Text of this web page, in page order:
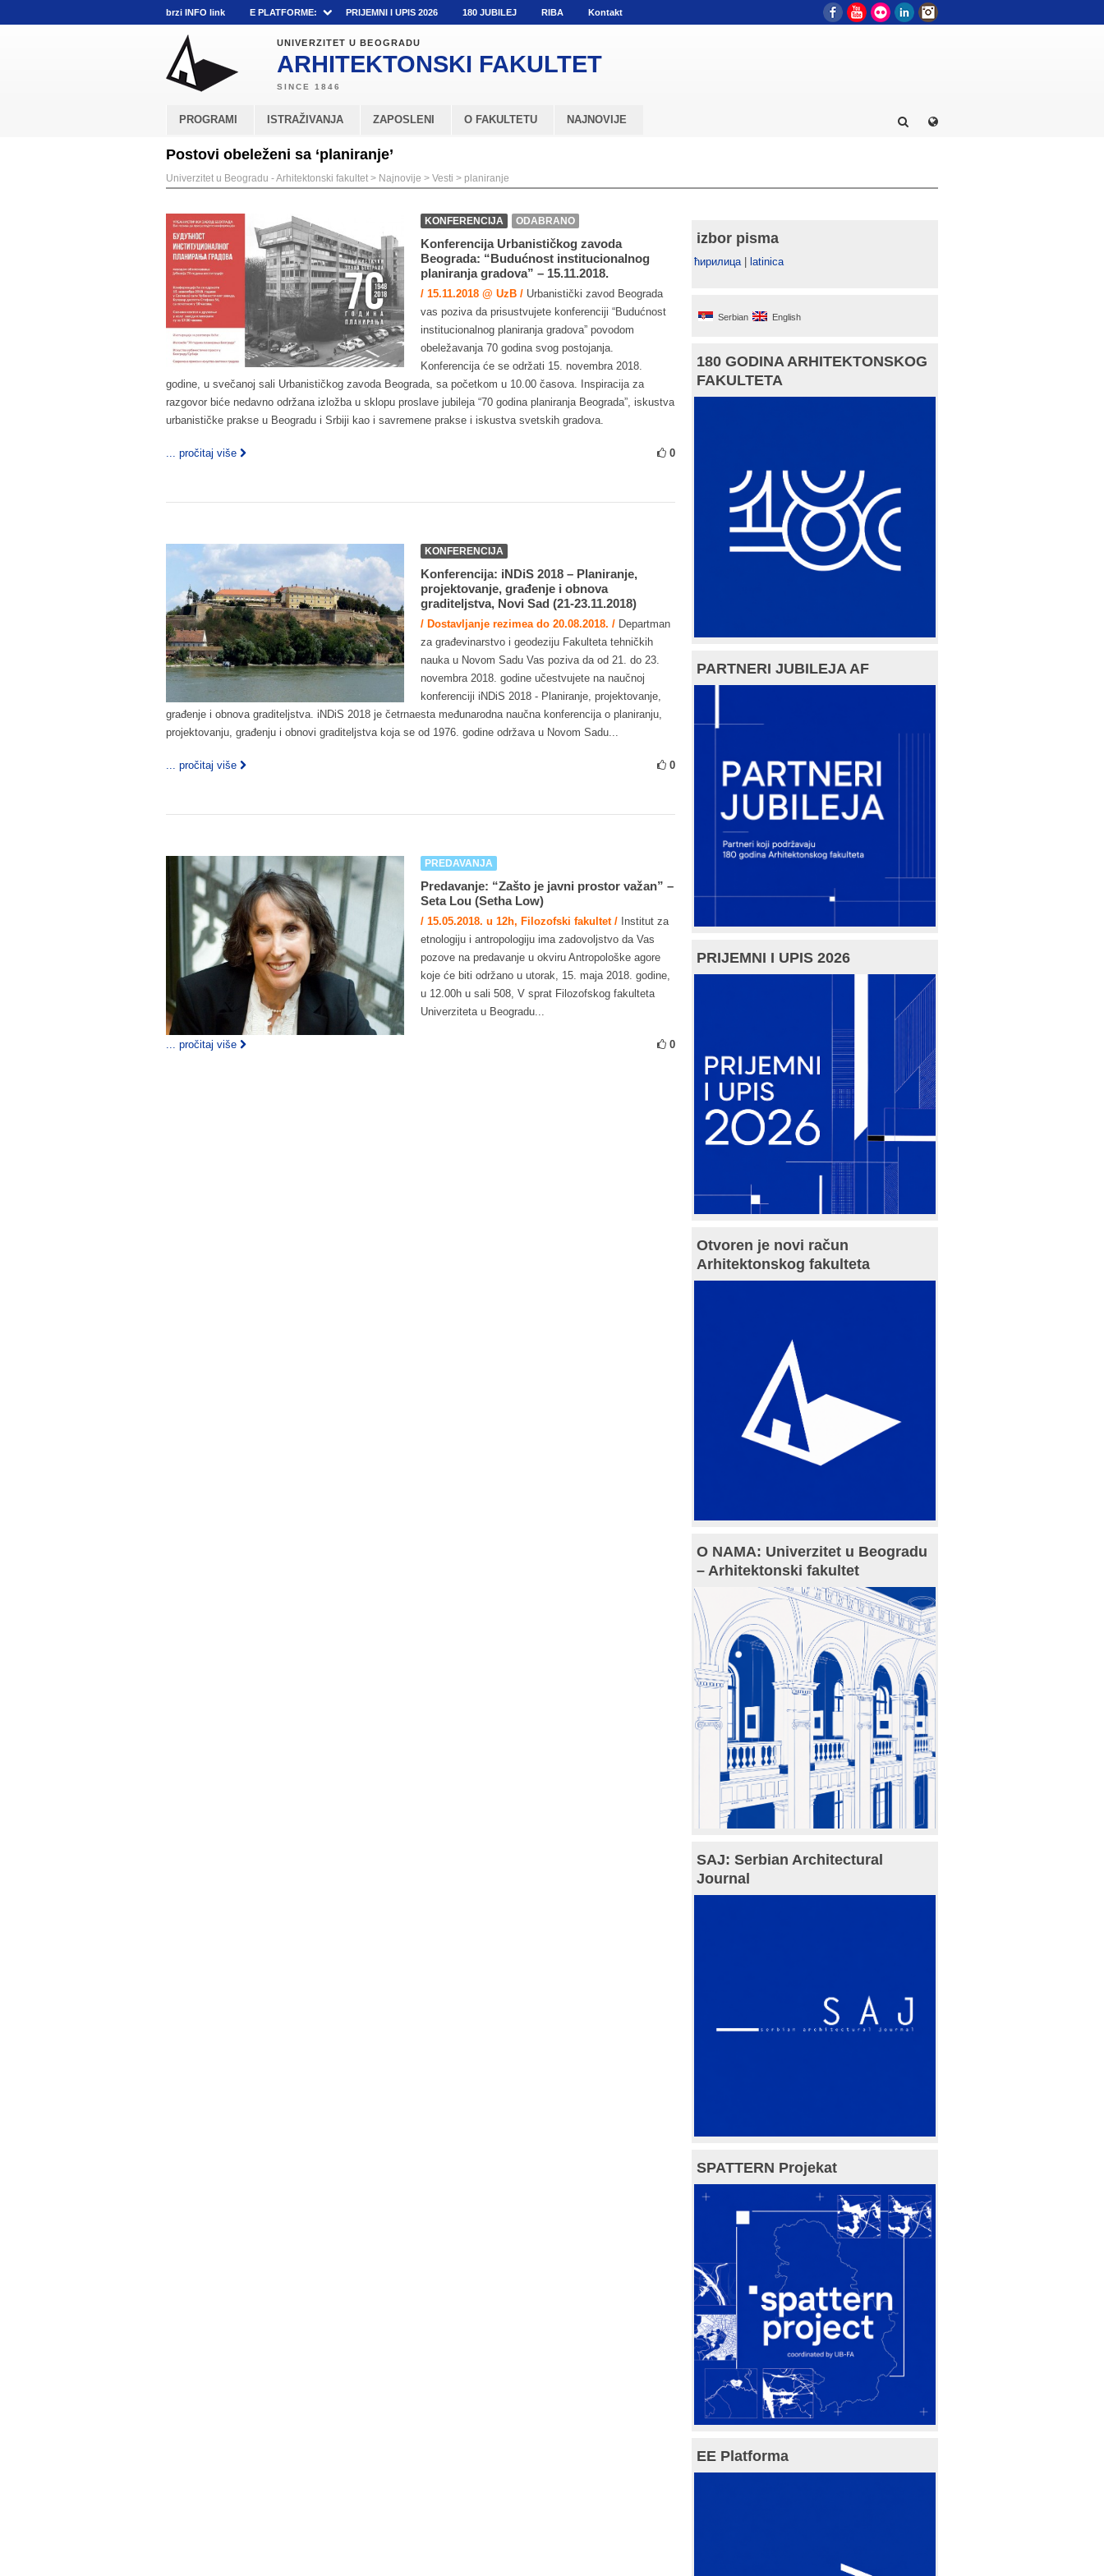
brzi INFO link E PLATFORME: PRIJEMNI I UPIS 2026 180 JUBILEJ RIBA Kontakt FacebookYouTube
Flickr LinkedIn
UNIVERZITET U BEOGRADU
ARHITEKTONSKI FAKULTET
PROGRAMI ISTRAŽIVANJA ZAPOSLENI O FAKULTETU NAJNOVIJE
Postovi obeleženi sa ‘planiranje’
Univerzitet u Beogradu - Arhitektonski fakultet > Najnovije > Vesti > planiranje
KONFERENCIJA ODABRANO
Konferencija Urbanističkog zavoda
Beograda: “Budućnost institucionalnog
planiranja gradova” – 15.11.2018.
/ 15.11.2018 @ UzB / Urbanistički zavod Beograda
vas poziva da prisustvujete konferenciji “Budućnost
institucionalnog planiranja gradova” povodom
obeležavanja 70 godina svog postojanja.
Konferencija će se održati 15. novembra 2018.
godine, u svečanoj sali Urbanističkog zavoda Beograda, sa početkom u 10.00 časova. Inspiracija za
razgovor biće nedavno održana izložba u sklopu proslave jubileja “70 godina planiranja Beograda”, iskustva
urbanističke prakse u Beogradu i Srbiji kao i savremene prakse i iskustva svetskih gradova.
... pročitaj više 0
KONFERENCIJA
Konferencija: iNDiS 2018 – Planiranje,
projektovanje, građenje i obnova
graditeljstva, Novi Sad (21-23.11.2018)
/ Dostavljanje rezimea do 20.08.2018. / Departman
za građevinarstvo i geodeziju Fakulteta tehničkih
nauka u Novom Sadu Vas poziva da od 21. do 23.
novembra 2018. godine učestvujete na naučnoj
konferenciji iNDiS 2018 - Planiranje, projektovanje,
građenje i obnova graditeljstva. iNDiS 2018 je četrnaesta međunarodna naučna konferencija o planiranju,
projektovanju, građenju i obnovi graditeljstva koja se od 1976. godine održava u Novom Sadu...
... pročitaj više 0
PREDAVANJA
Predavanje: “Zašto je javni prostor važan” –
Seta Lou (Setha Low)
/ 15.05.2018. u 12h, Filozofski fakultet / Institut za
etnologiju i antropologiju ima zadovoljstvo da Vas
pozove na predavanje u okviru Antropološke agore
koje će biti održano u utorak, 15. maja 2018. godine,
u 12.00h u sali 508, V sprat Filozofskog fakulteta
Univerziteta u Beogradu...
... pročitaj više 0
izbor pisma
ћирилица| latinica
Serbian English
180 GODINA ARHITEKTONSKOG
FAKULTETA
PARTNERI JUBILEJA AF
PRIJEMNI I UPIS 2026
Otvoren je novi račun
Arhitektonskog fakulteta
O NAMA: Univerzitet u Beogradu
– Arhitektonski fakultet
SAJ: Serbian Architectural
Journal
SPATTERN Projekat
EE Platforma